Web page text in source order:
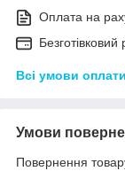
Оплата на
Всі умови оплати
Умови
Повернення